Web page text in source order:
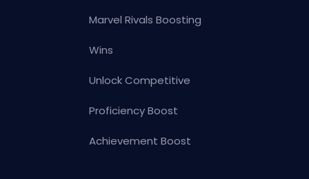
Marvel Rivals Boosting
Wins
Unlock Competitive
Proficiency Boost
Achievement Boost